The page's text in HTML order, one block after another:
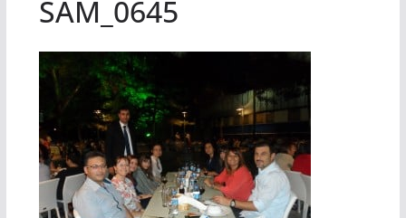
SAM_0645